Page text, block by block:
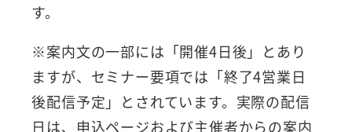
す。
※案内文の一部には「開催4日後」とあり
ますが、セミナー要項では「終了4営業日
後配信予定」とされています。実際の配信
日は、申込ページおよび主催者からの案内